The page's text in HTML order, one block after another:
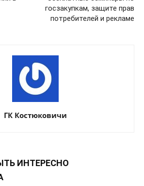
госзакупкам, защите прав
потребителей и рекламе
ГК Костюковичи
ИНТЕРЕСНО